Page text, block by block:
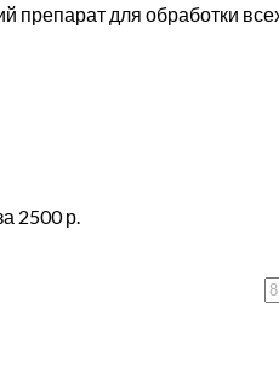
препарат для обработки
2500 р.